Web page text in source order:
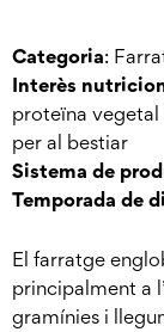
Categoria:
Interès
proteïna vegetal
per al bestiar
Sistema de
Temporada de
El farratge
principalment a
gramínies i